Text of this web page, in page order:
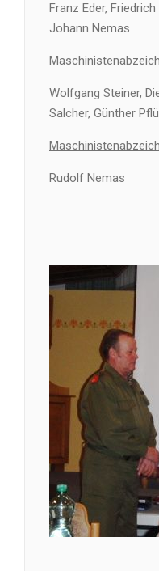
Franz Eder,
Wolfgang Steiner,
Salcher, Günther
Rudolf Nemas